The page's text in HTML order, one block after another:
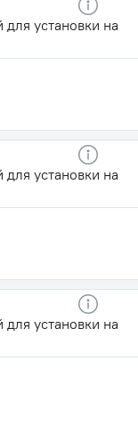
установки на
установки на
установки на